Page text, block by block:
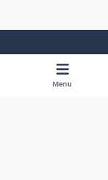
i
Menu